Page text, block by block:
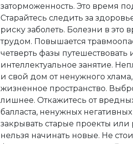
заторможенность. Это время
Старайтесь следить за
риску заболеть. Болезни в это
трудом. Повышается
четверть фазы путешествовать
интеллектуальное занятие.
и свой дом от ненужного
жизненное пространство.
лишнее. Откажитесь от
балласта, ненужных
закрывать старые проекты или
нельзя начинать новые. Не